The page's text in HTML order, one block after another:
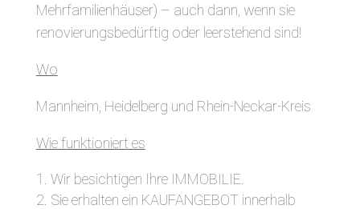
Mehrfamilienhäuser) – auch dann, wenn sie
renovierungsbedürftig oder leerstehend sind!
Wo
Mannheim, Heidelberg und Rhein-Neckar-Kreis
Wie funktioniert es
Wir besichtigen Ihre IMMOBILIE.
Sie erhalten ein KAUFANGEBOT innerhalb